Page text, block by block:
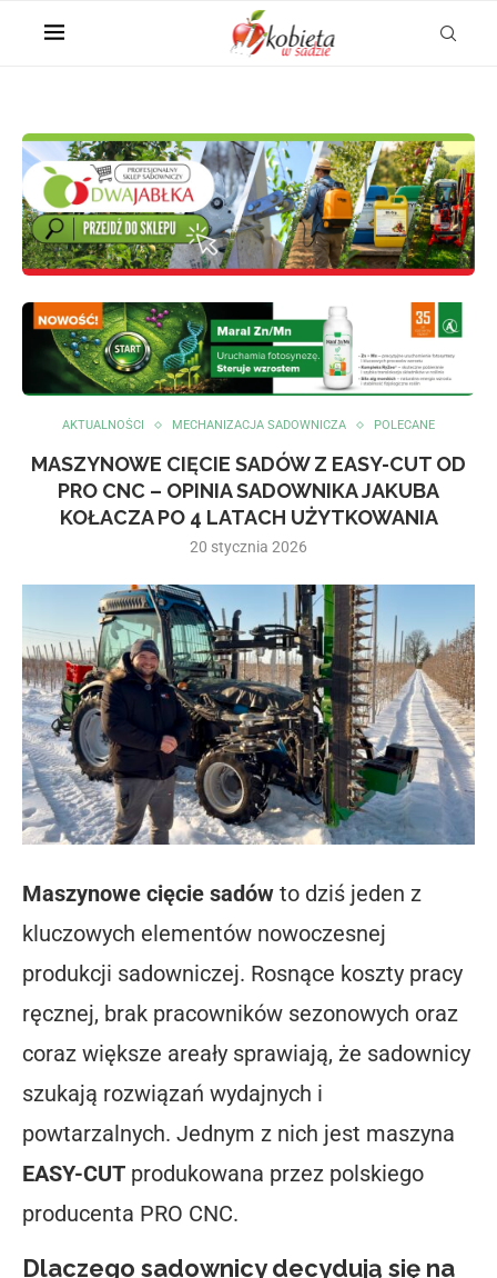
AKTUALNOŚCI MECHANIZACJA SADOWNICZA POLECANE
MASZYNOWE CIĘCIE SADÓW Z EASY-CUT OD
PRO CNC – OPINIA SADOWNIKA JAKUBA
KOŁACZA PO 4 LATACH UŻYTKOWANIA
20 stycznia 2026
Maszynowe cięcie sadów to dziś jeden z
kluczowych elementów nowoczesnej
produkcji sadowniczej. Rosnące koszty pracy
ręcznej, brak pracowników sezonowych oraz
coraz większe areały sprawiają, że sadownicy
szukają rozwiązań wydajnych i
powtarzalnych. Jednym z nich jest maszyna
EASY-CUT produkowana przez polskiego
producenta PRO CNC.
Dlaczego sadownicy decydują się na